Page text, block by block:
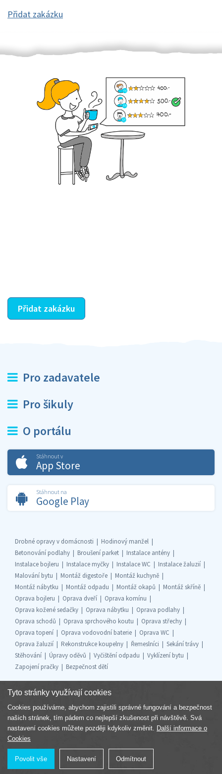
Přidat zakázku
Přidat zakázku
Pro zadavatele
Pro šikuly
O portálu
Stáhnout v
App Store
Stáhnout na
Google Play
Drobné opravy v domácnosti
Hodinový manžel
Betonování podlahy
Broušení parket
Instalace antény
Instalace bojleru
Instalace myčky Instalace WC
Instalace žaluzií
Malování bytu
Montáž digestoře
Montáž kuchyně
Montáž nábytku
Montáž odpadu Montáž okapů
Montáž skříně
Oprava bojleru
Oprava dveří
Oprava komínu
Oprava kožené sedačky
Oprava nábytku
Oprava podlahy
Oprava schodů
Oprava sprchového koutu
Oprava střechy
Oprava topení
Oprava vodovodní baterie
Oprava WC
Oprava žaluzií
Rekonstrukce koupelny Řemeslníci
Sekání trávy
Stěhování
Úpravy oděvů Vyčištění odpadu
Vyklízení bytu
Zapojení pračky
Bezpečnost dětí
Součást skupiny
Tyto stránky využívají cookies
Cookies používáme, abychom zajistili správné fungování a bezpečnost
našich stránek, tím pádem co nejlepší zkušenost při návštěvě. Svá
nastavení cookies můžete později kdykoliv změnit. Další informace o
Cookies
Povolit vše Nastavení Odmítnout